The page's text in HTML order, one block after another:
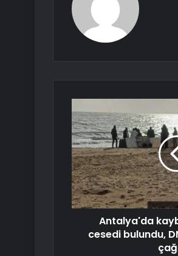
Antalya'da
cesedi bulundu,